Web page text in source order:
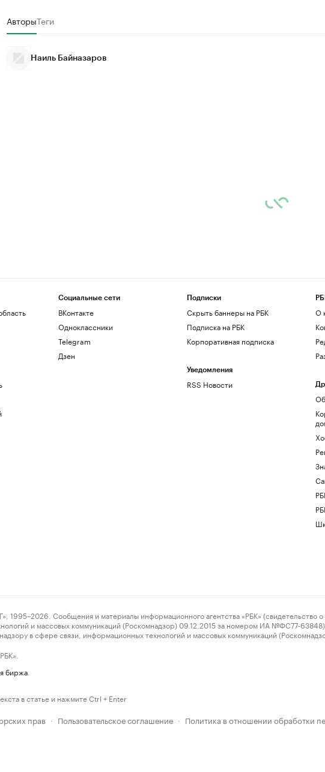
АвторыТеги
Наиль Байназаров
Социальные сети
ВКонтакте
Одноклассники
Telegram
Дзен
Подписки
Скрыть баннеры на РБК
Подписка на РБК
Корпоративная подписка
Уведомления
RSS Новости
О
Сообщения и материалы информационного агентства «РБК» (свидетельство о
и массовых коммуникаций (Роскомнадзор) 09.12.2015 за номером ИА №ФС77-63848)
в сфере связи, информационных технологий и массовых коммуникаций
биржа
в статье и нажмите Ctrl + Enter
прав · Пользовательское соглашение · Политика в отношении обработки